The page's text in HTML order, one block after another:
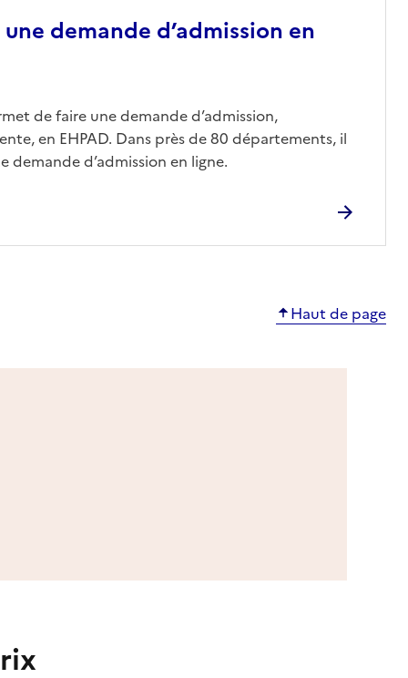
demande d’admission en
de faire une demande d’admission,
en EHPAD. Dans près de 80 départements, il
demande d’admission en ligne.
Haut de page